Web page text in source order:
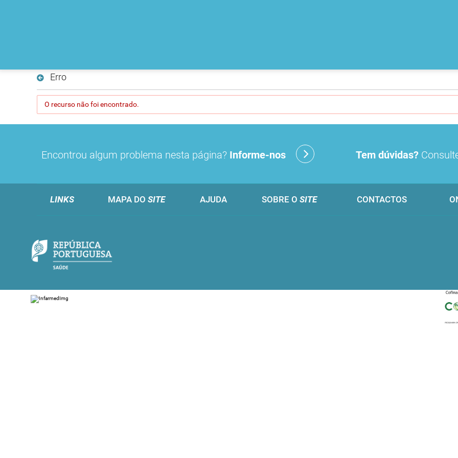
Erro
O recurso não foi encontrado.
Encontrou algum problema nesta página? Informe-nos Tem dúvidas?
LINKS MAPA DO SITE AJUDA SOBRE O SITE CONTACTOS